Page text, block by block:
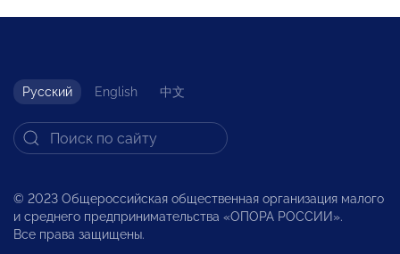
Русский English 中文
© 2023 Общероссийская общественная организация малого
и среднего предпринимательства «ОПОРА РОССИИ».
Все права защищены.